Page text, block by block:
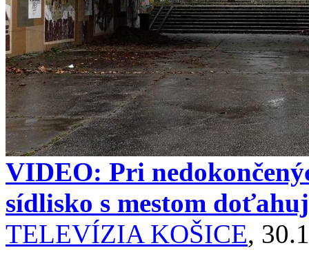
VIDEO: Pri
sídlisko s mestom
TELEVÍZIA KOŠICE,